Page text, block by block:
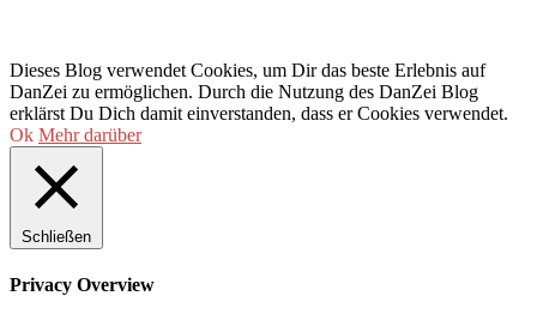
Dieses Blog verwendet Cookies, um Dir das beste Erlebnis auf
DanZei zu ermöglichen. Durch die Nutzung des DanZei Blog
erklärst Du Dich damit einverstanden, dass er Cookies verwendet.
Ok Mehr darüber
Schließen
Privacy Overview